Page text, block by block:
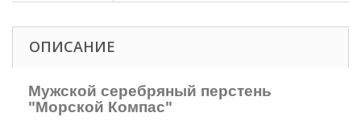
ОПИСАНИЕ
Мужской серебряный перстень
"Морской Компас"